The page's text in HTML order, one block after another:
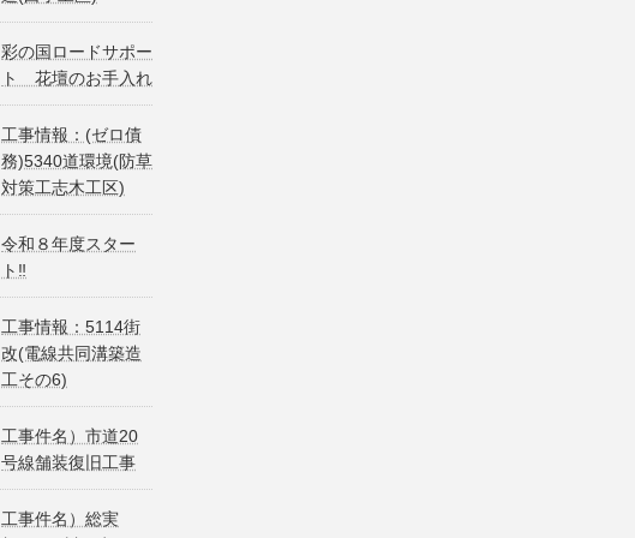
彩の国ロードサポー
ト 花壇のお手入れ
工事情報：(ゼロ債
務)5340道環境(防草
対策工志木工区)
令和８年度スター
ト‼
工事情報：5114街
改(電線共同溝築造
工その6)
工事件名）市道20
号線舗装復旧工事
工事件名）総実